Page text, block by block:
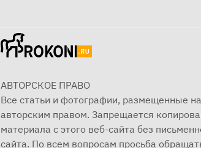
АВТОРСКОЕ ПРАВО
Все статьи и фотографии, размещенные
авторским правом. Запрещается
материала с этого веб-сайта без
сайта. По всем вопросам просьба